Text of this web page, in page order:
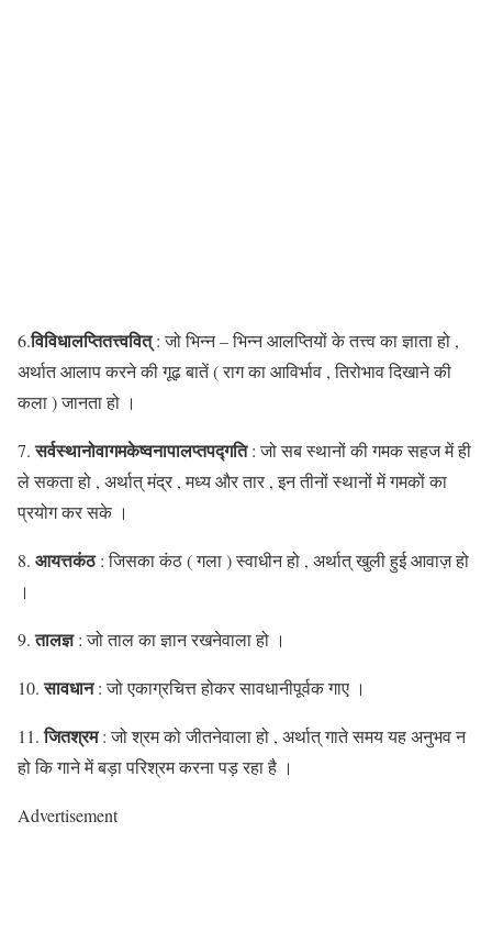
6.विविधालप्तितत्त्ववित्: जो भिन्न – भिन्न आलप्तियों के तत्त्व का ज्ञाता हो ,
अर्थात आलाप करने की गूढ़ बातें ( राग का आविर्भाव , तिरोभाव दिखाने की
कला ) जानता हो ।
7.सर्वस्थानोवागमकेष्वनापालप्तपद्गति: जो सब स्थानों की गमक सहज में ही
ले सकता हो , अर्थात् मंद्र , मध्य और तार , इन तीनों स्थानों में गमकों का
प्रयोग कर सके ।
8. आयत्तकंठ: जिसका कंठ ( गला ) स्वाधीन हो , अर्थात् खुली हुई आवाज़ हो
।
9.तालज्ञ: जो ताल का ज्ञान रखनेवाला हो ।
10.सावधान: जो एकाग्रचित्त होकर सावधानीपूर्वक गाए ।
11.जितश्रम: जो श्रम को जीतनेवाला हो , अर्थात् गाते समय यह अनुभव न
हो कि गाने में बड़ा परिश्रम करना पड़ रहा है ।
Advertisement